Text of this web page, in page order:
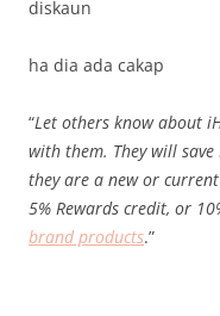
diskaun
ha dia ada cakap
“Let others know about
with them. They will
they are a new or
5% Rewards credit, or
brand products.”